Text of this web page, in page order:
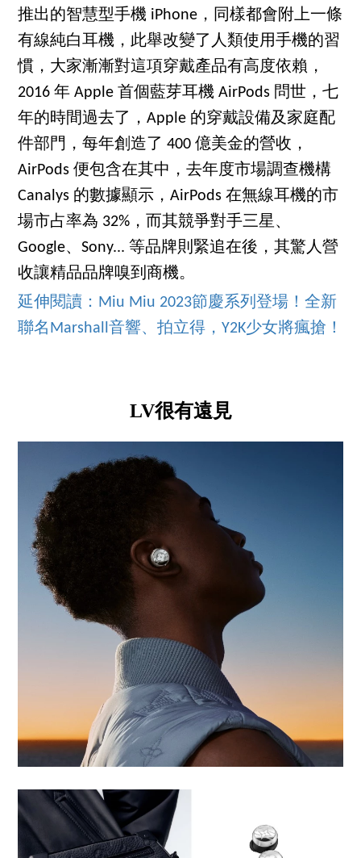
推出的智慧型手機 iPhone，同樣都會附上一條
有線純白耳機，此舉改變了人類使用手機的習
慣，大家漸漸對這項穿戴產品有高度依賴，
2016 年 Apple 首個藍芽耳機 AirPods 問世，七
年的時間過去了，Apple 的穿戴設備及家庭配
件部門，每年創造了 400 億美金的營收，
AirPods 便包含在其中，去年度市場調查機構
Canalys 的數據顯示，AirPods 在無線耳機的市
場市占率為 32%，而其競爭對手三星、
Google、Sony... 等品牌則緊追在後，其驚人營
收讓精品品牌嗅到商機。
延伸閱讀：Miu Miu 2023節慶系列登場！全新
聯名Marshall音響、拍立得，Y2K少女將瘋搶！
LV很有遠見